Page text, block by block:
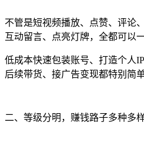
不管是短视频播放、点赞、评论
互动留言、点亮灯牌，全都可以
低成本快速包装账号、打造个人
后续带货、接广告变现都特别简
二、等级分明，赚钱路子多种多